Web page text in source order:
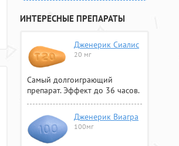
ИНТЕРЕСНЫЕ ПРЕПАРАТЫ
Дженерик Сиалис
20 мг
Самый долгоиграющий
препарат. Эффект до 36 часов.
Дженерик Виагра
100мг